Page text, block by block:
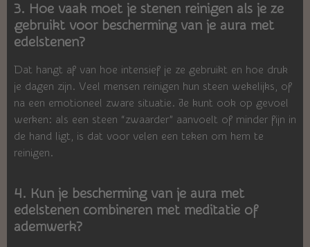
3. Hoe vaak moet je stenen reinigen als je ze
gebruikt voor bescherming van je aura met
edelstenen?
Dat hangt af van hoe intensief je ze gebruikt en hoe druk
je dagen zijn. Veel mensen reinigen hun steen wekelijks, of
na een emotioneel zware situatie. Je kunt ook op gevoel
werken: als een steen “zwaarder” aanvoelt of minder fijn in
de hand ligt, is dat voor velen een teken om hem te
reinigen.
4. Kun je bescherming van je aura met
edelstenen combineren met meditatie of
ademwerk?